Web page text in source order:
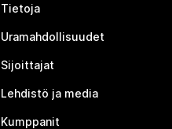
Tietoja
Uramahdollisuudet
Sijoittajat
Lehdistö ja media
Kumppanit